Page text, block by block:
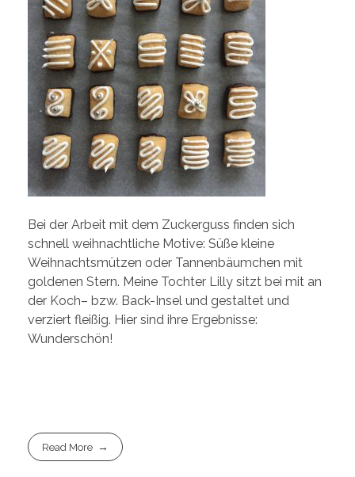
Bei der Arbeit mit dem Zuckerguss finden sich
schnell weihnachtliche Motive: Süße kleine
Weihnachtsmützen oder Tannenbäumchen mit
goldenen Stern. Meine Tochter Lilly sitzt bei mit an
der Koch– bzw. Back-Insel und gestaltet und
verziert fleißig. Hier sind ihre Ergebnisse:
Wunderschön!
Read More